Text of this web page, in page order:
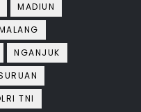
MADIUN
NGANJUK
TNI